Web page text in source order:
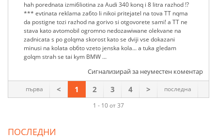
hah porednata izmi6liotina za Audi 340 konq i 8 litra razhod !?
*** evtinata reklama za6to li nikoi pritejatel na tova TT nqma
da postigne tozi razhod na gorivo si otgovorete sami! a TT ne
stava kato avtomobil ogromno nedozawiwane olekvane na
zadnicata s po golqma skorost kato se dviji vse dokazani
minusi na kolata ob6to vzeto jenska kola... a tuka gledam
golqm strah se tai kym BMW ...
Сигнализирай за неуместен коментар
1 - 10 от 37
първа < 1 2 3 4 > последна
ПОСЛЕДНИ